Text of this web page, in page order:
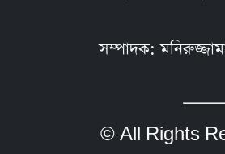
সম্পাদক:
© All Rights